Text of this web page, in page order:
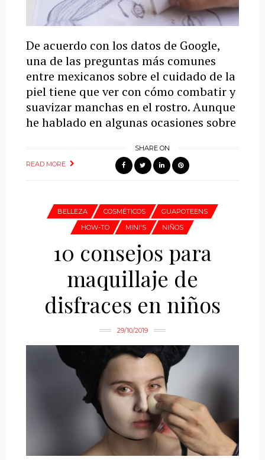
De acuerdo con los datos de Google,
una de las preguntas más comunes
entre mexicanos sobre el cuidado de la
piel tiene que ver con cómo combatir y
suavizar manchas en el rostro. Aunque
he hablado en algunas ocasiones sobre
READ MORE
SHARE ON
BELLEZA COSMÉTICOS
GUAPOTEENS
HOW-TO
MINI'S NIÑOS
10 consejos para
maquillaje de
disfraces en niños
29/10/2019